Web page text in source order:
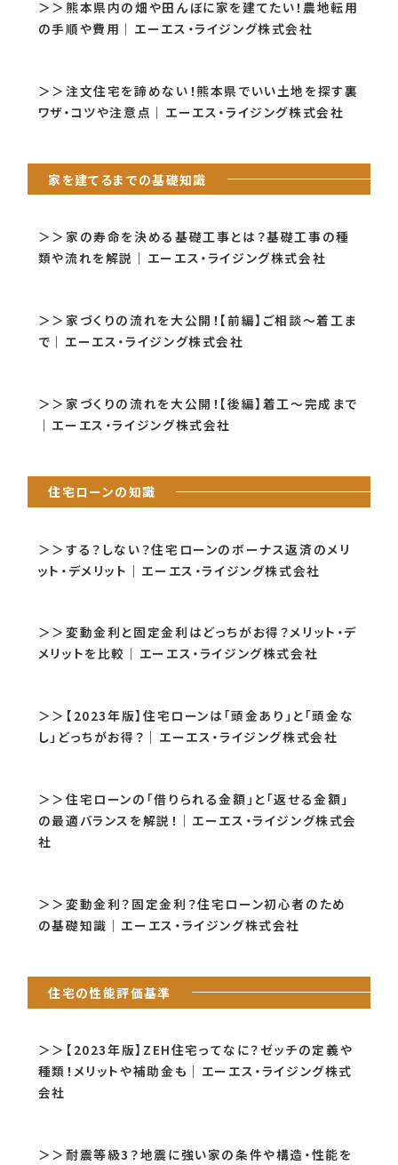
＞＞熊本県内の畑や田んぼに家を建てたい！農地転用
の手順や費用｜エーエス・ライジング株式会社
＞＞注文住宅を諦めない！熊本県でいい土地を探す裏
ワザ・コツや注意点｜エーエス・ライジング株式会社
家を建てるまでの基礎知識
＞＞家の寿命を決める基礎工事とは？基礎工事の種
類や流れを解説｜エーエス・ライジング株式会社
＞＞家づくりの流れを大公開！【前編】ご相談～着工ま
で｜エーエス・ライジング株式会社
＞＞家づくりの流れを大公開！【後編】着工～完成まで
｜エーエス・ライジング株式会社
住宅ローンの知識
＞＞する？しない？住宅ローンのボーナス返済のメリ
ット・デメリット｜エーエス・ライジング株式会社
＞＞変動金利と固定金利はどっちがお得？メリット・デ
メリットを比較｜エーエス・ライジング株式会社
＞＞【2023年版】住宅ローンは「頭金あり」と「頭金な
し」どっちがお得？｜エーエス・ライジング株式会社
＞＞住宅ローンの「借りられる金額」と「返せる金額」
の最適バランスを解説！｜エーエス・ライジング株式会
社
＞＞変動金利？固定金利？住宅ローン初心者のため
の基礎知識｜エーエス・ライジング株式会社
住宅の性能評価基準
＞＞【2023年版】ZEH住宅ってなに？ゼッチの定義や
種類！メリットや補助金も｜エーエス・ライジング株式
会社
＞＞耐震等級3？地震に強い家の条件や構造・性能を